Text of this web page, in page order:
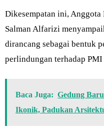
Dikesempatan ini,
Salman Alfarizi
dirancang sebagai bentuk
perlindungan terhadap
Baca Juga: Gedung
Ikonik, Padukan